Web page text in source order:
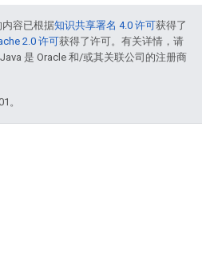
容已根据知识共享署名 4.0 许可获得了
2.0 许可获得了许可。有关详情，请
是 Oracle 和/或其关联公司的注册商
。